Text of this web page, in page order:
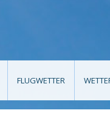
FLUGWETTER